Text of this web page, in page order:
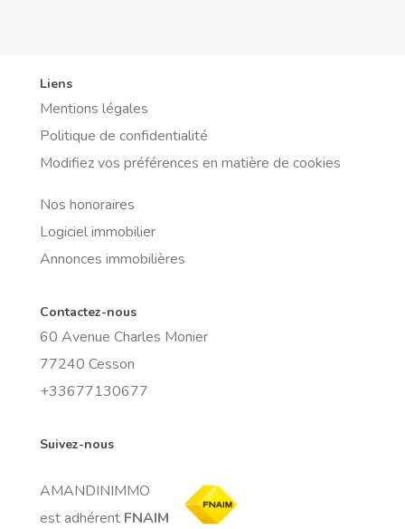
Liens
Mentions légales
Politique de confidentialité
Modifiez vos préférences en matière de cookies
Nos honoraires
Logiciel immobilier
Annonces immobilières
Contactez-nous
60 Avenue Charles Monier
77240 Cesson
+33677130677
Suivez-nous
AMANDINIMMO
est adhérent FNAIM